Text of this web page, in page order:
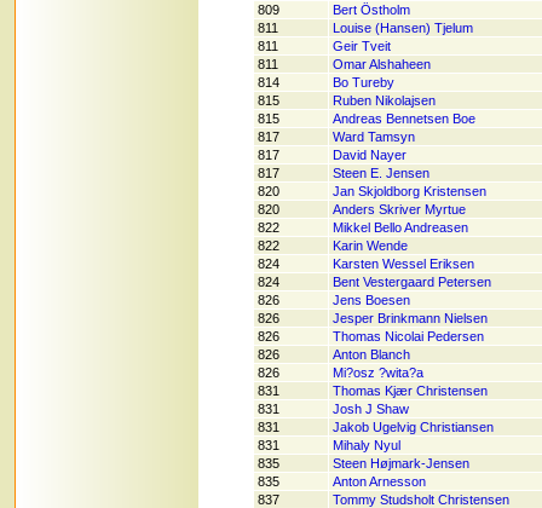
809
Bert Östholm
811
Louise (Hansen) Tjelum
811
Geir Tveit
811
Omar Alshaheen
814
Bo Tureby
815
Ruben Nikolajsen
815
Andreas Bennetsen Boe
817
Ward Tamsyn
817
David Nayer
817
Steen E. Jensen
820
Jan Skjoldborg Kristensen
820
Anders Skriver Myrtue
822
Mikkel Bello Andreasen
822
Karin Wende
824
Karsten Wessel Eriksen
824
Bent Vestergaard Petersen
826
Jens Boesen
826
Jesper Brinkmann Nielsen
826
Thomas Nicolai Pedersen
826
Anton Blanch
826
Mi?osz ?wita?a
831
Thomas Kjær Christensen
831
Josh J Shaw
831
Jakob Ugelvig Christiansen
831
Mihaly Nyul
835
Steen Højmark-Jensen
835
Anton Arnesson
837
Tommy Studsholt Christensen